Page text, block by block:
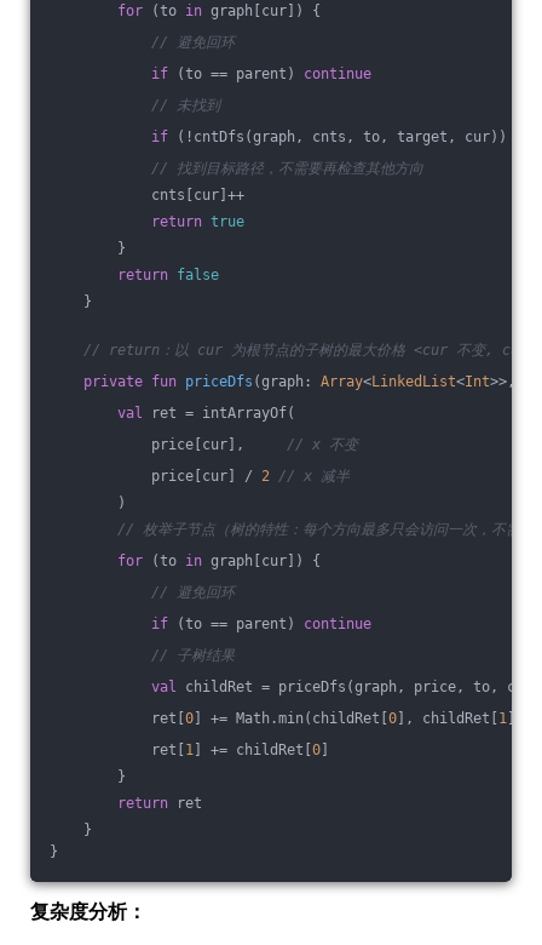
for (to in graph[cur]) {
// 避免回环
if (to == parent) continue
// 未找到
if (!cntDfs(graph, cnts, to, target, cur))
// 找到目标路径，不需要再检查其他方向
cnts[cur]++
return true
}
return false
}
// return：以 cur 为根节点的子树的最大价格 <cur 不变, cur
private fun priceDfs (graph: Array<LinkedList<Int>>,
val
ret = intArrayOf(
price[cur], // x 不变
price[cur] / 2
// x 减半
)
// 枚举子节点（树的特性：每个方向最多只会访问一次，不需
for (to in graph[cur]) {
// 避免回环
if (to == parent) continue
// 子树结果
val
childRet = priceDfs(graph, price, to, cur)
ret[0] += Math.min(childRet[0], childRet[1 ])
ret[1 ] += childRet[0]
}
return ret
}
}
复杂度分析：